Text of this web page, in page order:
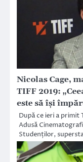
Nicolas Cage,
TIFF 2019:
este să își
După ce ieri a primit
Adusă
Studenților,